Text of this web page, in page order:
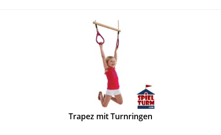
Trapez mit Turnringen